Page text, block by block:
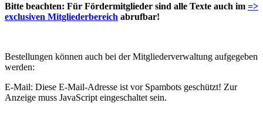
Bitte beachten: Für Fördermitglieder sind alle Texte auch im =>
exclusiven Mitgliederbereich abrufbar!
Bestellungen können auch bei der Mitgliederverwaltung aufgegeben
werden:
E-Mail: Diese E-Mail-Adresse ist vor Spambots geschützt! Zur
Anzeige muss JavaScript eingeschaltet sein.